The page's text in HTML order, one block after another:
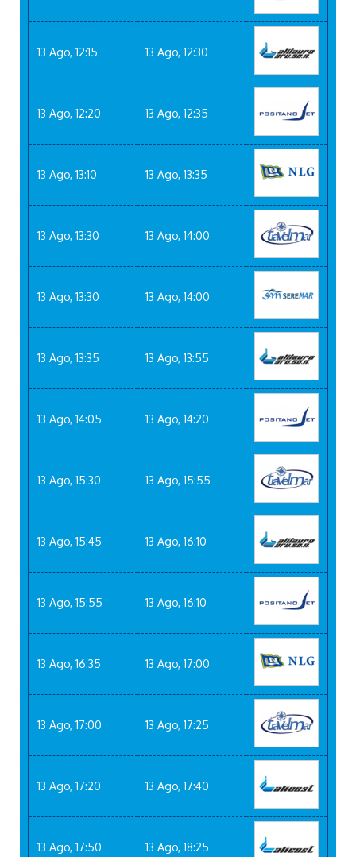
13 Ago, 12:15 13 Ago, 12:30
13 Ago, 12:20 13 Ago, 12:35
13 Ago, 13:10 13 Ago, 13:35
13 Ago, 13:30 13 Ago, 14:00
13 Ago, 13:30 13 Ago, 14:00
13 Ago, 13:35 13 Ago, 13:55
13 Ago, 14:05 13 Ago, 14:20
13 Ago, 15:30 13 Ago, 15:55
13 Ago, 15:45 13 Ago, 16:10
13 Ago, 15:55 13 Ago, 16:10
13 Ago, 16:35 13 Ago, 17:00
13 Ago, 17:00 13 Ago, 17:25
13 Ago, 17:20 13 Ago, 17:40
13 Ago, 17:50 13 Ago, 18:25